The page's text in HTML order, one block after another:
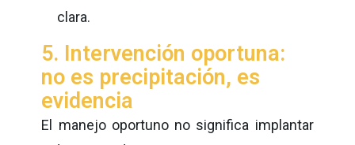
clara.
5. Intervención oportuna:
no es precipitación, es
evidencia
El manejo oportuno no significa implantar